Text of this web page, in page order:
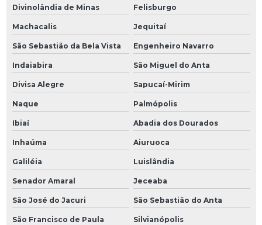
Divinolândia de Minas Felisburgo
Machacalis Jequitaí
São Sebastião da Bela Vista Engenheiro Navarro
Indaiabira São Miguel do Anta
Divisa Alegre Sapucaí-Mirim
Naque Palmópolis
Ibiaí Abadia dos Dourados
Inhaúma Aiuruoca
Galiléia Luislândia
Senador Amaral Jeceaba
São José do Jacuri São Sebastião do Anta
São Francisco de Paula Silvianópolis